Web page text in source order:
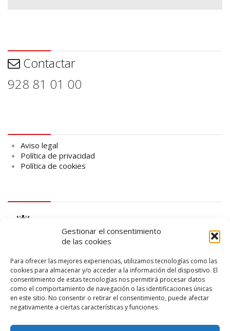
Gestionar el consentimiento
de las cookies
Para ofrecer las mejores experiencias, utilizamos tecnologías como las
cookies para almacenar y/o acceder a la información del dispositivo. El
consentimiento de estas tecnologías nos permitirá procesar datos
como el comportamiento de navegación o las identificaciones únicas
en este sitio. No consentir o retirar el consentimiento, puede afectar
negativamente a ciertas características y funciones.
Contactar
928 81 01 00
Aviso legal
Política de privacidad
Política de cookies
logo SID